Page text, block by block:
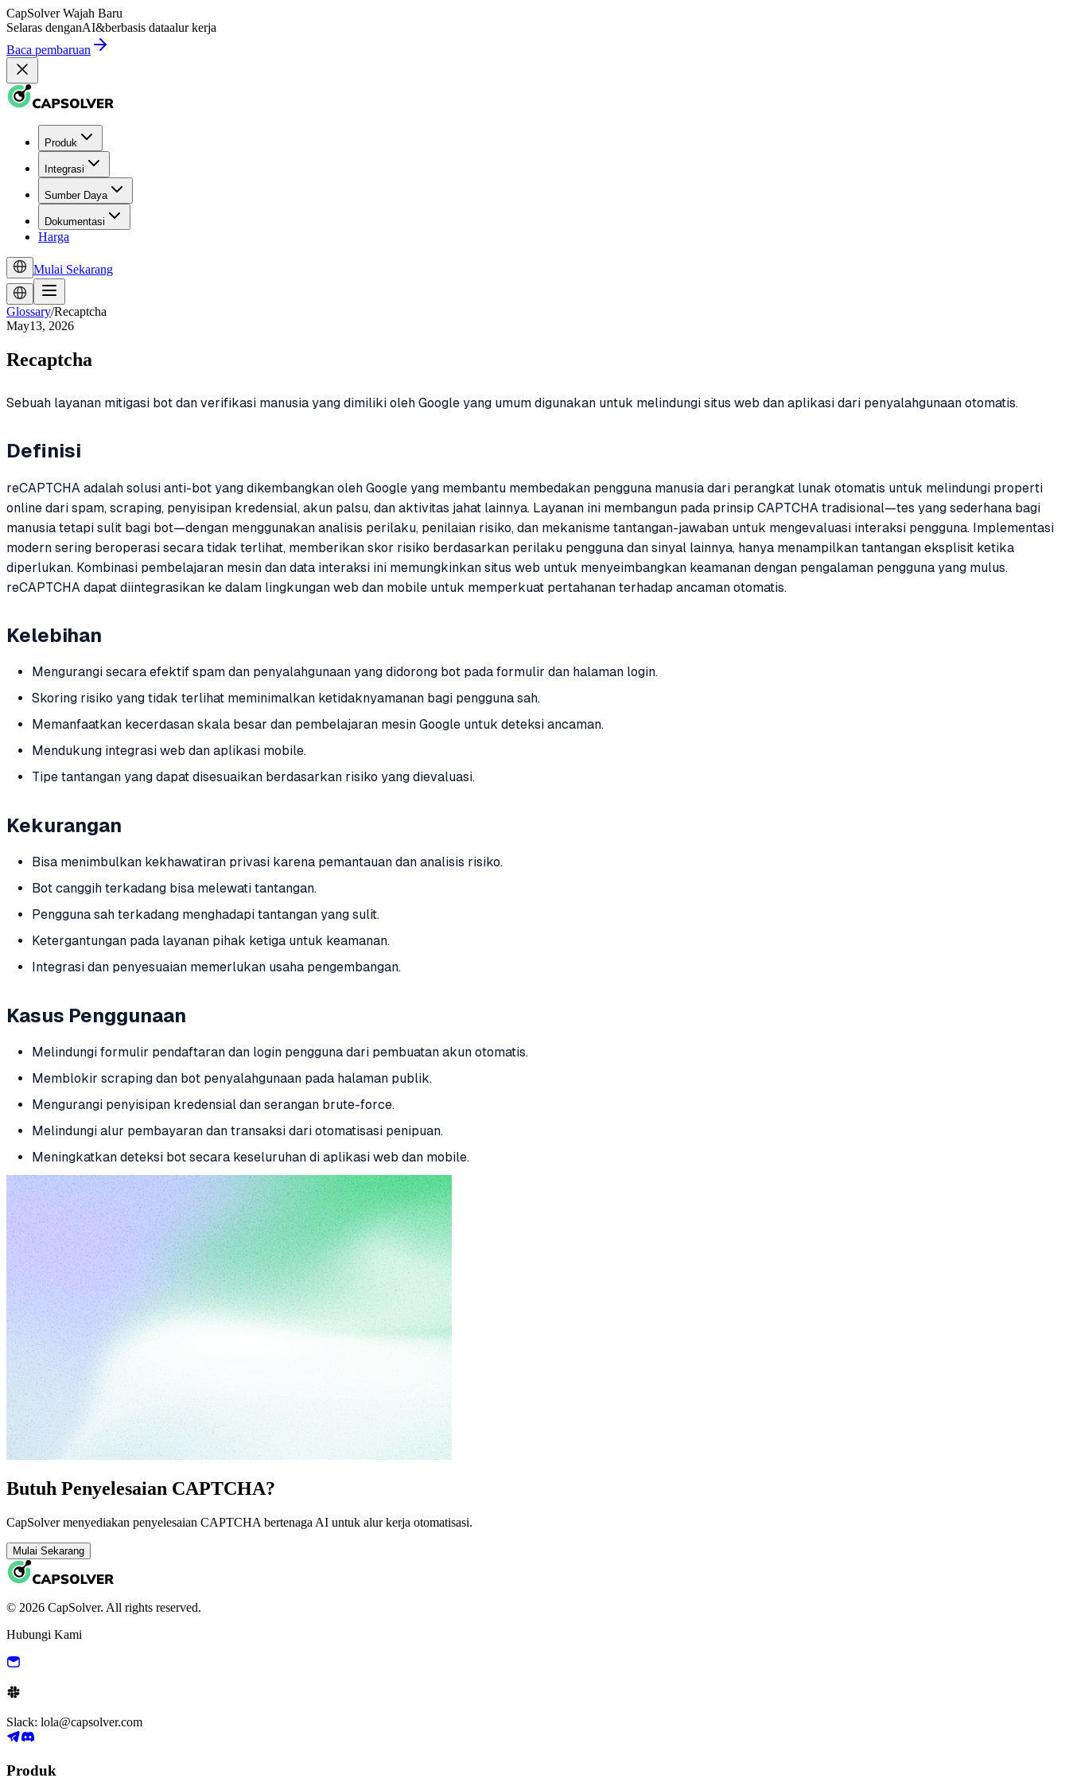
CapSolver Wajah Baru
Selaras denganAI&berbasis dataalur kerja
Baca pembaruan
Produk
Integrasi
Sumber Daya
Dokumentasi
Harga
Mulai Sekarang
Glossary/Recaptcha
May13, 2026
Recaptcha
Sebuah layanan mitigasi bot dan verifikasi manusia yang dimiliki oleh Google yang umum digunakan untuk melindungi situs web dan aplikasi dari penyalahgunaan otomatis.
Definisi
reCAPTCHA adalah solusi anti-bot yang dikembangkan oleh Google yang membantu membedakan pengguna manusia dari perangkat lunak otomatis untuk melindungi properti
online dari spam, scraping, penyisipan kredensial, akun palsu, dan aktivitas jahat lainnya. Layanan ini membangun pada prinsip CAPTCHA tradisional—tes yang sederhana bagi
manusia tetapi sulit bagi bot—dengan menggunakan analisis perilaku, penilaian risiko, dan mekanisme tantangan-jawaban untuk mengevaluasi interaksi pengguna. Implementasi
modern sering beroperasi secara tidak terlihat, memberikan skor risiko berdasarkan perilaku pengguna dan sinyal lainnya, hanya menampilkan tantangan eksplisit ketika
diperlukan. Kombinasi pembelajaran mesin dan data interaksi ini memungkinkan situs web untuk menyeimbangkan keamanan dengan pengalaman pengguna yang mulus.
reCAPTCHA dapat diintegrasikan ke dalam lingkungan web dan mobile untuk memperkuat pertahanan terhadap ancaman otomatis.
Kelebihan
Mengurangi secara efektif spam dan penyalahgunaan yang didorong bot pada formulir dan halaman login.
Skoring risiko yang tidak terlihat meminimalkan ketidaknyamanan bagi pengguna sah.
Memanfaatkan kecerdasan skala besar dan pembelajaran mesin Google untuk deteksi ancaman.
Mendukung integrasi web dan aplikasi mobile.
Tipe tantangan yang dapat disesuaikan berdasarkan risiko yang dievaluasi.
Kekurangan
Bisa menimbulkan kekhawatiran privasi karena pemantauan dan analisis risiko.
Bot canggih terkadang bisa melewati tantangan.
Pengguna sah terkadang menghadapi tantangan yang sulit.
Ketergantungan pada layanan pihak ketiga untuk keamanan.
Integrasi dan penyesuaian memerlukan usaha pengembangan.
Kasus Penggunaan
Melindungi formulir pendaftaran dan login pengguna dari pembuatan akun otomatis.
Memblokir scraping dan bot penyalahgunaan pada halaman publik.
Mengurangi penyisipan kredensial dan serangan brute-force.
Melindungi alur pembayaran dan transaksi dari otomatisasi penipuan.
Meningkatkan deteksi bot secara keseluruhan di aplikasi web dan mobile.
Butuh Penyelesaian CAPTCHA?
CapSolver menyediakan penyelesaian CAPTCHA bertenaga AI untuk alur kerja otomatisasi.
Mulai Sekarang
© 2026 CapSolver. All rights reserved.
Hubungi Kami
Slack: lola@capsolver.com
Produk